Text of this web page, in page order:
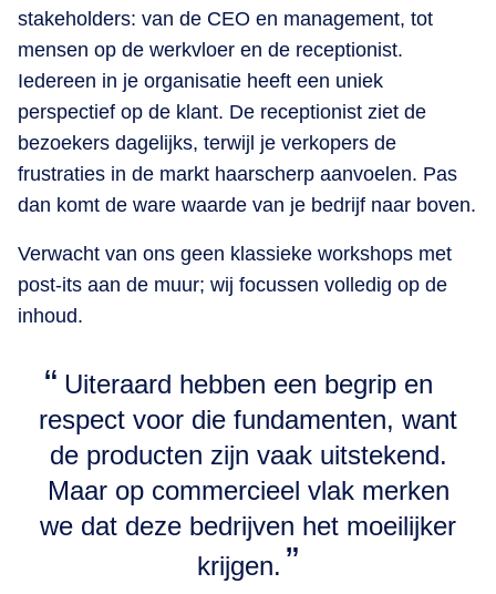
stakeholders: van de CEO en management, tot
mensen op de werkvloer en de receptionist.
Iedereen in je organisatie heeft een uniek
perspectief op de klant. De receptionist ziet de
bezoekers dagelijks, terwijl je verkopers de
frustraties in de markt haarscherp aanvoelen. Pas
dan komt de ware waarde van je bedrijf naar boven.
Verwacht van ons geen klassieke workshops met
post-its aan de muur; wij focussen volledig op de
inhoud.
​Uiteraard hebben een begrip en
respect voor die fundamenten, want
de producten zijn vaak uitstekend.
Maar op commercieel vlak merken
we dat deze bedrijven het moeilijker
krijgen.